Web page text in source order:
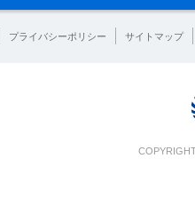
プライバシーポリシー サイトマップ